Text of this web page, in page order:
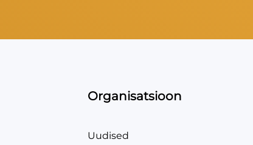
Organisatsioon
Uudised